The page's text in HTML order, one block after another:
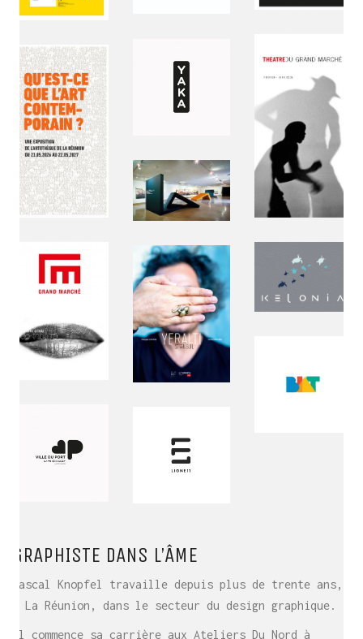
GRAPHISTE DANS L’ÂME
Pascal Knopfel travaille depuis plus de trente ans,
à La Réunion, dans le secteur du design graphique.
Il commence sa carrière aux Ateliers Du Nord à